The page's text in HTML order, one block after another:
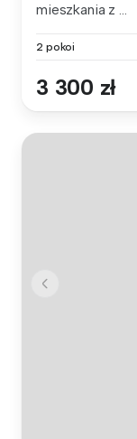
mieszkania z ...
2 pokoi
3 300 zł